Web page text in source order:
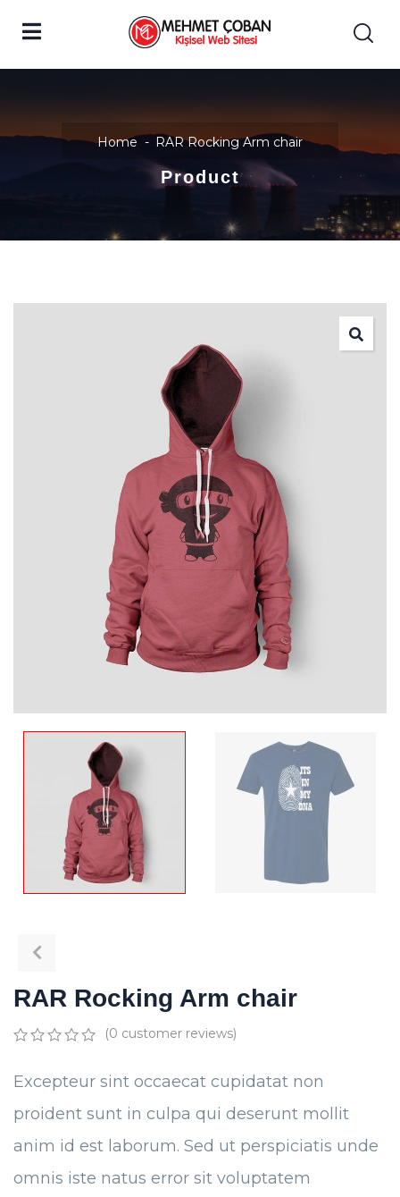
Home RAR Rocking Arm chair
Product
RAR Rocking Arm chair
of
based
on
customer
ratings
(0 customer reviews)
Excepteur sint occaecat cupidatat non
proident sunt in culpa qui deserunt mollit
anim id est laborum. Sed ut perspiciatis unde
omnis iste natus error sit voluptatem